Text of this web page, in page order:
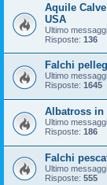
Aquile
USA
Ultimo
Risposte: 136
Falchi
Ultimo
Risposte: 1645
Albatross in
Ultimo
Risposte: 186
Falchi
Ultimo
Risposte: 555